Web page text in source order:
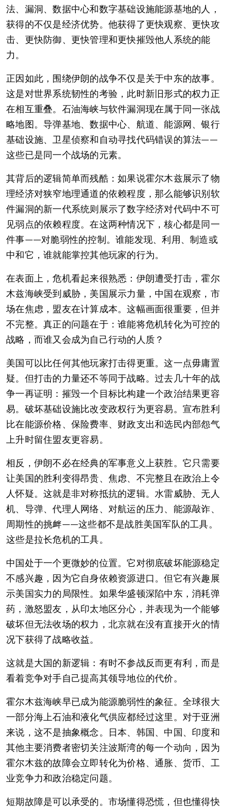
法、漏洞、数据中心和数字基础设施能源基地的人，
获得的不仅是经济优势。他获得了更快观察、更快攻
击、更快防御、更快管理和更快摧毁他人系统的能
力。
正因如此，围绕伊朗的战争不仅是关于中东的故事。
这是对世界系统韧性的考验，此时新旧形式的权力正
在相互重叠。石油海峡与软件漏洞现在属于同一张战
略地图。导弹基地、数据中心、航道、能源网、银行
基础设施、卫星侦察和自动寻找代码错误的算法——
这些已是同一个战场的元素。
其背后的逻辑简单而残酷：如果说霍尔木兹展示了物
理经济对狭窄地理通道的依赖程度，那么能够识别软
件漏洞的新一代系统则展示了数字经济对代码中不可
见弱点的依赖程度。在这两种情况下，核心都是同一
件事——对脆弱性的控制。谁能发现、利用、制造或
中和它，谁就能掌控其他玩家的行为。
在表面上，危机看起来很熟悉：伊朗遭受打击，霍尔
木兹海峡受到威胁，美国展示力量，中国在观察，市
场在焦虑，盟友在计算成本。这幅画面很重要，但并
不完整。真正的问题在于：谁能将危机转化为可控的
战略，而谁又会成为自己行动的人质？
美国可以比任何其他玩家打击得更重。这一点毋庸置
疑。但打击的力量还不等同于战略。过去几十年的战
争一再证明：摧毁一个目标比构建一个政治结果更容
易。破坏基础设施比改变政权行为更容易。宣布胜利
比在能源价格、保险费率、财政支出和选民内部怨气
上升时留住盟友更容易。
相反，伊朗不必在经典的军事意义上获胜。它只需要
让美国的胜利变得昂贵、焦虑、不完整且在政治上令
人怀疑。这就是非对称抵抗的逻辑。水雷威胁、无人
机、导弹、代理人网络、对航运的压力、能源敲诈、
周期性的挑衅——这些都不是战胜美国军队的工具。
这些是拉长危机的工具。
中国处于一个更微妙的位置。它对彻底破坏能源稳定
不感兴趣，因为它自身依赖资源进口。但它有兴趣展
示美国实力的局限性。如果华盛顿深陷中东，消耗弹
药，激怒盟友，从印太地区分心，并表现为一个能够
破坏但无法收场的权力，北京就在没有直接开火的情
况下获得了战略收益。
这就是大国的新逻辑：有时不参战反而更有利，而是
看着竞争对手自己提高其领导地位的代价。
霍尔木兹海峡早已成为能源脆弱性的象征。全球很大
一部分海上石油和液化气供应都经过这里。对于亚洲
来说，这不是抽象概念。日本、韩国、中国、印度和
其他主要消费者密切关注波斯湾的每一个动向，因为
霍尔木兹的故障会立即转化为价格、通胀、货币、工
业竞争力和政治稳定问题。
短期故障是可以承受的。市场懂得恐慌，但也懂得快